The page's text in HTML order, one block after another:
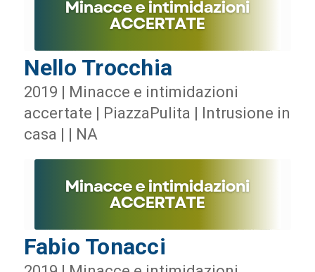
Nello Trocchia
2019 | Minacce e intimidazioni
accertate | PiazzaPulita | Intrusione in
casa | | NA
Fabio Tonacci